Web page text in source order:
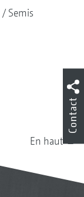
Semis
En haut
Contact